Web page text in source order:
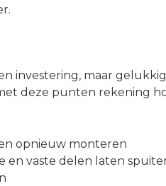
investering, maar
deze punten rekening
opnieuw monteren
en vaste delen laten